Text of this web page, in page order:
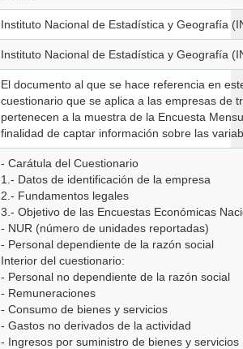
Instituto Nacional de Estadística y Geografía
Instituto Nacional de Estadística y Geografía
El documento al que se hace referencia en
cuestionario que se aplica a las empresas de
pertenecen a la muestra de la Encuesta
finalidad de captar información sobre las
- Carátula del Cuestionario
1.- Datos de identificación de la empresa
2.- Fundamentos legales
3.- Objetivo de las Encuestas Económicas
- NUR (número de unidades reportadas)
- Personal dependiente de la razón social
Interior del cuestionario:
- Personal no dependiente de la razón social
- Remuneraciones
- Consumo de bienes y servicios
- Gastos no derivados de la actividad
- Ingresos por suministro de bienes y servicios